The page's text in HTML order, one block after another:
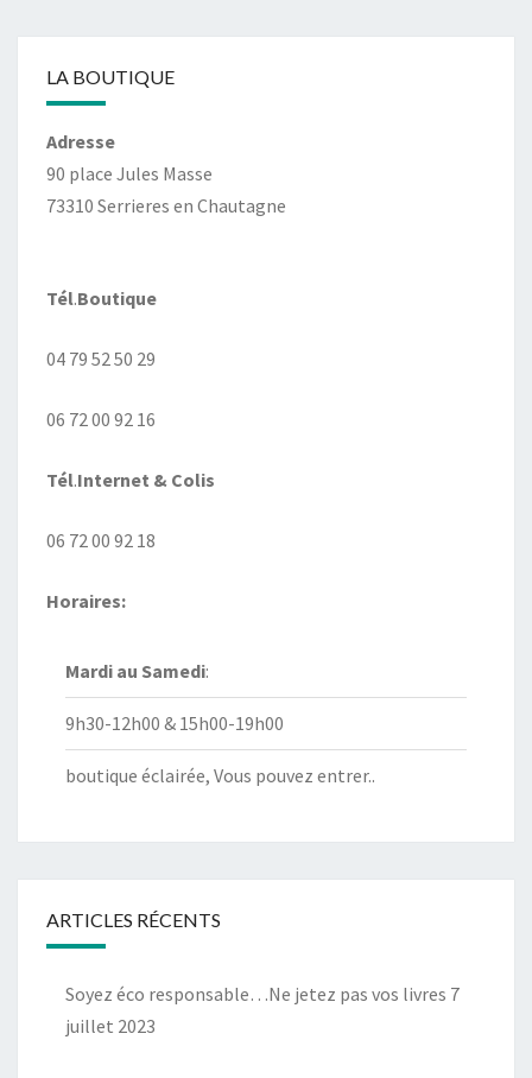
LA BOUTIQUE
Adresse
90 place Jules Masse
73310 Serrieres en Chautagne
Tél.Boutique
04 79 52 50 29
06 72 00 92 16
Tél.Internet & Colis
06 72 00 92 18
Horaires:
Mardi au Samedi:
9h30-12h00 & 15h00-19h00
boutique éclairée, Vous pouvez entrer..
ARTICLES RÉCENTS
Soyez éco responsable…Ne jetez pas vos livres 7
juillet 2023